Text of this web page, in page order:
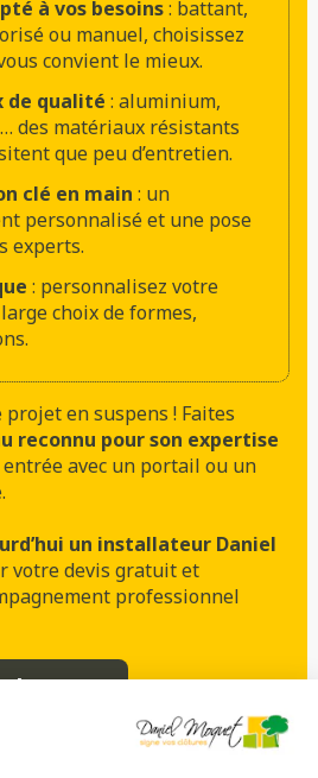
à vos besoins: battant,
ou manuel, choisissez
convient le mieux.
de qualité : aluminium,
des matériaux résistants
que peu d’entretien.
clé en main : un
personnalisé et une pose
experts.
: personnalisez votre
choix de formes,
en suspens ! Faites
reconnu pour son expertise
avec un portail ou un
un installateur Daniel
votre devis gratuit et
professionnel
vous